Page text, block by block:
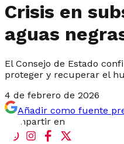
Crisis en
aguas
El Consejo de Estado
proteger y recuperar el
4 de febrero de 2026
Añadir como fuente
Compartir en